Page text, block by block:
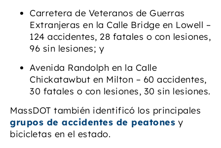
Carretera de Veteranos de Guerras
Extranjeras en la Calle Bridge en Lowell –
124 accidentes, 28 fatales o con lesiones,
96 sin lesiones; y
Avenida Randolph en la Calle
Chickatawbut en Milton – 60 accidentes,
30 fatales o con lesiones, 30 sin lesiones.
MassDOT también identificó los principales
grupos de accidentes de peatones y
bicicletas en el estado.